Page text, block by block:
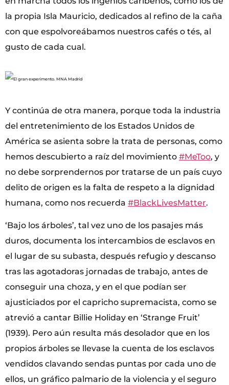
la propia Isla Mauricio, dedicados al refino de la caña
con que espolvoreábamos nuestros cafés o tés, al
gusto de cada cual.
Y continúa de otra manera, porque toda la industria
del entretenimiento de los Estados Unidos de
América se asienta sobre la trata de personas, como
hemos descubierto a raíz del movimiento #MeToo, y
no debe sorprendernos por tratarse de un país cuyo
delito de origen es la falta de respeto a la dignidad
humana, como nos recuerda #BlackLivesMatter.
‘Bajo los árboles’, tal vez uno de los pasajes más
duros, documenta los intercambios de esclavos en
el lugar de su subasta, después refugio y descanso
tras las agotadoras jornadas de trabajo, antes de
conseguir una choza, y en el que podían ser
ajusticiados por el capricho supremacista, como se
atrevió a cantar Billie Holiday en ‘Strange Fruit’
(1939). Pero aún resulta más desolador que en los
propios árboles se llevase la cuenta de los esclavos
vendidos clavando sendas puntas por cada uno de
ellos, un gráfico palmario de la violencia y el seguro